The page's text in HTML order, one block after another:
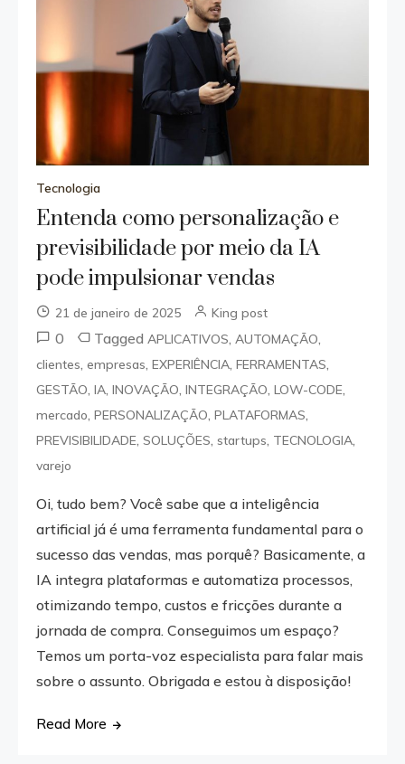
Tecnologia
Entenda como personalização e
previsibilidade por meio da IA
pode impulsionar vendas
21 de janeiro de 2025 King post
0 Tagged APLICATIVOS AUTOMAÇÃO
clientes ,empresas ,EXPERIÊNCIA ,FERRAMENTAS
GESTÃO ,IA ,INOVAÇÃO ,INTEGRAÇÃO ,LOW-CODE
mercado ,PERSONALIZAÇÃO ,PLATAFORMAS
PREVISIBILIDADE ,SOLUÇÕES ,startups TECNOLOGIA
varejo
Oi, tudo bem? Você sabe que a inteligência
artificial já é uma ferramenta fundamental para o
sucesso das vendas, mas porquê? Basicamente, a
IA integra plataformas e automatiza processos,
otimizando tempo, custos e fricções durante a
jornada de compra. Conseguimos um espaço?
Temos um porta-voz especialista para falar mais
sobre o assunto. Obrigada e estou à disposição!
Read More